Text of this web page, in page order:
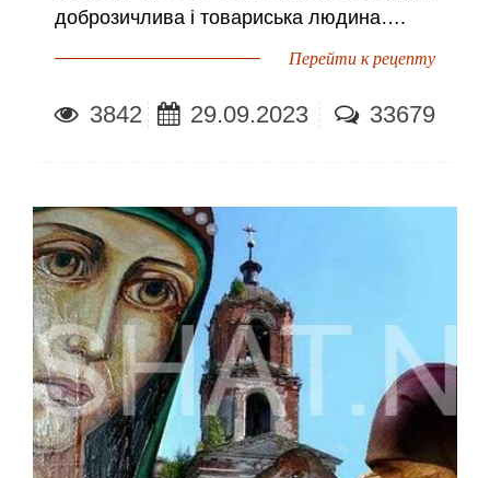
доброзичлива і товариська людина….
Перейти к рецепту
3842 29.09.2023 33679